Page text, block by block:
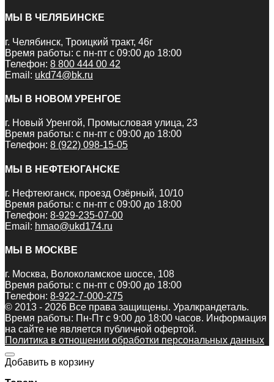
МЫ В ЧЕЛЯБИНСКЕ
г. Челябинск, Троицкий тракт, 46г
Время работы: с пн-пт с 09:00 до 18:00
Телефон: 8 800 444 00 42
Email: ukd74@bk.ru
МЫ В НОВОМ УРЕНГОЕ
г. Новый Уренгой, Промысловая улица, 23
Время работы: с пн-пт с 09:00 до 18:00
Телефон: 8 (922) 098-15-05
МЫ В НЕФТЕЮГАНСКЕ
г. Нефтеюганск, проезд Озёрный, 10/10
Время работы: с пн-пт с 09:00 до 18:00
Телефон: 8-929-235-07-00
Email: hmao@ukd174.ru
МЫ В МОСКВЕ
г. Москва, Волоколамское шоссе, 108
Время работы: с пн-пт с 09:00 до 18:00
Телефон: 8-922-7-000-275
© 2013 - 2026 Все права защищены. Уралкрандеталь.
Время работы: Пн-Пт c 9:00 до 18:00 часов. Информация
на сайте не является публичной офертой.
Политика в отношении обработки персональных данных
Добавить в корзину